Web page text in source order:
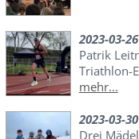
2023-03-26
Patrik
Triathlon-
mehr...
2023-03-30
Drei